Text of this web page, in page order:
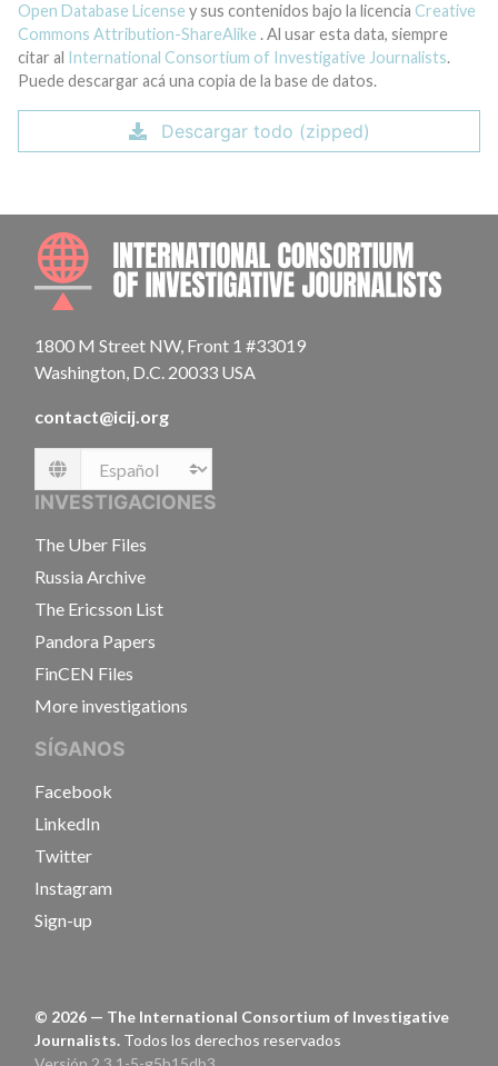
Open Database License y sus contenidos bajo la licencia Creative
Commons Attribution-ShareAlike . Al usar esta data, siempre
citar al International Consortium of Investigative Journalists.
Puede descargar acá una copia de la base de datos.
Descargar todo (zipped)
1800 M Street NW, Front 1 #33019
Washington, D.C. 20033 USA
contact@icij.org
Language
INVESTIGACIONES
The Uber Files
Russia Archive
The Ericsson List
Pandora Papers
FinCEN Files
More investigations
SÍGANOS
Facebook
LinkedIn
Twitter
Instagram
Sign-up
© 2026 — The International Consortium of Investigative
Journalists. Todos los derechos reservados